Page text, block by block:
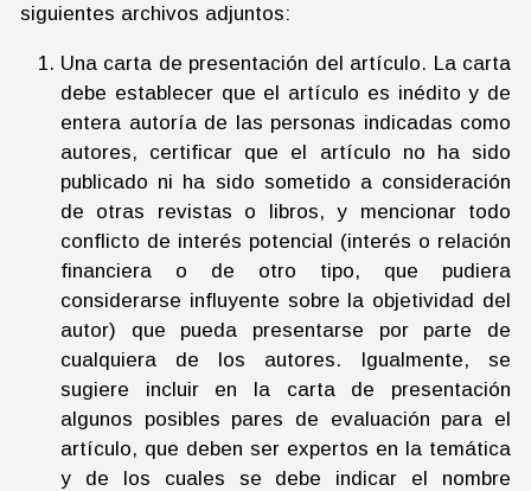
siguientes archivos adjuntos:
Una carta de presentación del artículo. La carta
debe establecer que el artículo es inédito y de
entera autoría de las personas indicadas como
autores, certificar que el artículo no ha sido
publicado ni ha sido sometido a consideración
de otras revistas o libros, y mencionar todo
conflicto de interés potencial (interés o relación
financiera o de otro tipo, que pudiera
considerarse influyente sobre la objetividad del
autor) que pueda presentarse por parte de
cualquiera de los autores. Igualmente, se
sugiere incluir en la carta de presentación
algunos posibles pares de evaluación para el
artículo, que deben ser expertos en la temática
y de los cuales se debe indicar el nombre